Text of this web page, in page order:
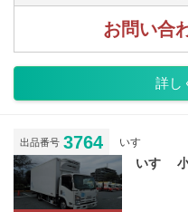
お問い合
詳し
出品番号 3764 いすゞ
いすゞ